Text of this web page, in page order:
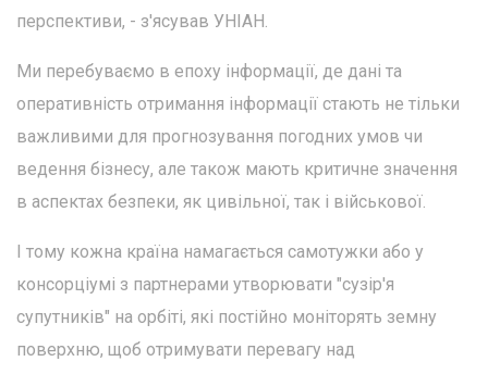
перспективи, - з'ясував УНІАН.
Ми перебуваємо в епоху інформації, де дані та
оперативність отримання інформації стають не тільки
важливими для прогнозування погодних умов чи
ведення бізнесу, але також мають критичне значення
в аспектах безпеки, як цивільної, так і військової.
І тому кожна країна намагається самотужки або у
консорціумі з партнерами утворювати "сузір'я
супутників" на орбіті, які постійно моніторять земну
поверхню, щоб отримувати перевагу над